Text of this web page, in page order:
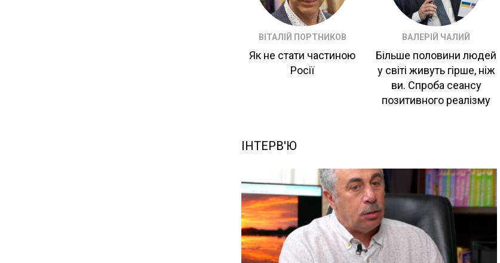
ВІТАЛІЙ ПОРТНИКОВ
Як не стати частиною
Росії
ВАЛЕРІЙ ЧАЛИЙ
Більше половини людей
у світі живуть гірше, ніж
ви. Спроба сеансу
позитивного реалізму
ІНТЕРВ'Ю